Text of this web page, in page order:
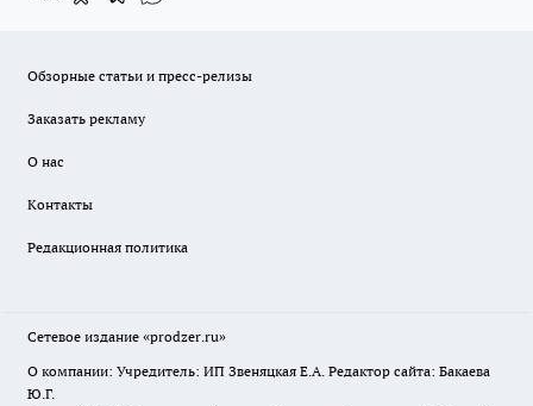
Обзорные статьи и пресс-релизы
Заказать рекламу
О нас
Контакты
Редакционная политика
Сетевое издание «prodzer.ru»
О компании: Учредитель: ИП Звеняцкая Е.А. Редактор сайта: Бакаева
Ю.Г.